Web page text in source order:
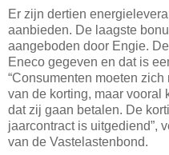
Er zijn dertien
aanbieden. De laagste
aangeboden door Engie.
Eneco gegeven en dat is
“Consumenten moeten
van de korting, maar vooral
dat zij gaan betalen. De
jaarcontract is uitgediend”,
van de Vastelastenbond.